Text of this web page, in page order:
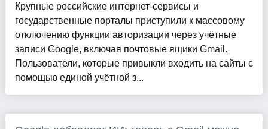
Крупные российские интернет-сервисы и
государственные порталы приступили к массовому
отключению функции авторизации через учётные
записи Google, включая почтовые ящики Gmail.
Пользователи, которые привыкли входить на сайты с
помощью единой учётной з...